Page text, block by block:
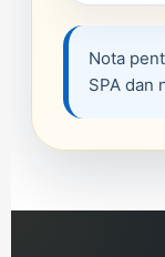
Nota
SPA dan